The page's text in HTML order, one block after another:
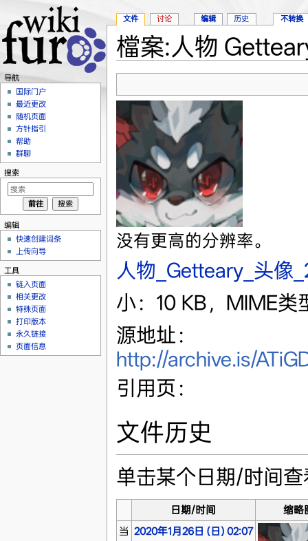
檔案:人物
没有更高的分辨率。
人物_Getteary_头像
小：10 KB，MIME
源地址：
http://archive.is/
引用页：
文件历史
单击某个日期/时间
日期/时间
缩略
当 2020年1月26日 (日) 02:07
文件 讨论 编辑 历史 不转换
导航
国际门户
最近更改
随机页面
方针指引
帮助
群聊
搜索
编辑
快速创建词条
上传向导
工具
链入页面
相关更改
特殊页面
打印版本
永久链接
页面信息